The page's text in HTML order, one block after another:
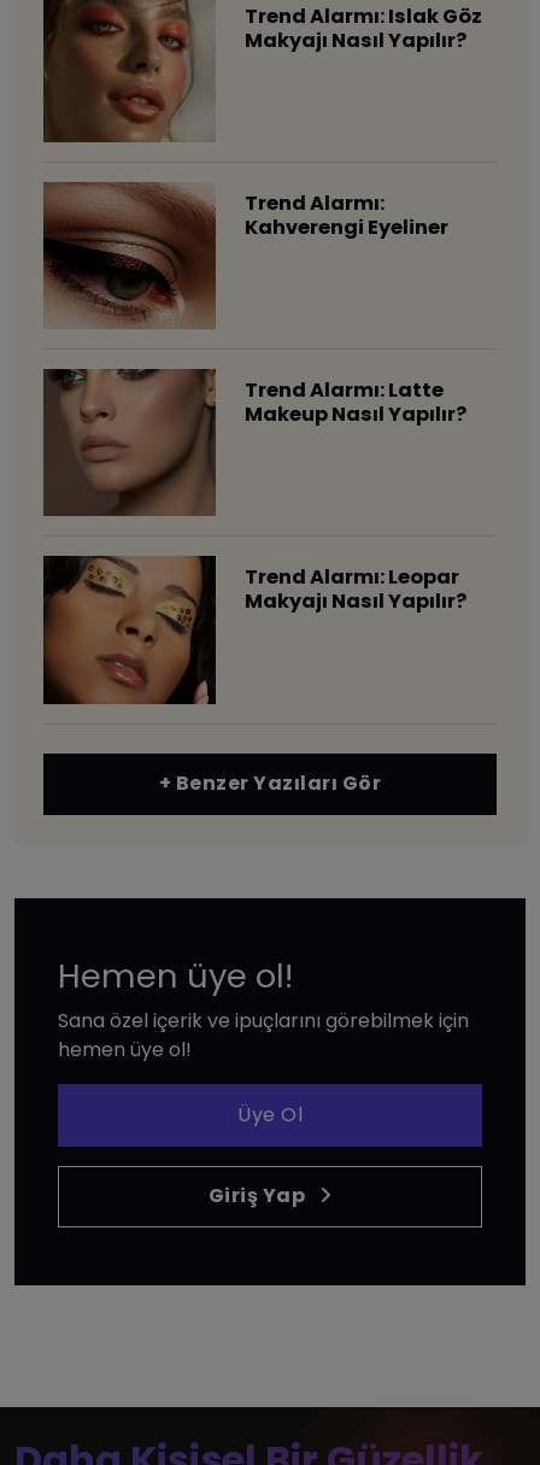
Trend Alarmı: Islak Göz
Makyajı Nasıl Yapılır?
Trend Alarmı:
Kahverengi Eyeliner
Trend Alarmı: Latte
Makeup Nasıl Yapılır?
Trend Alarmı: Leopar
Makyajı Nasıl Yapılır?
+ Benzer Yazıları Gör
Hemen üye ol!
Sana özel içerik ve ipuçlarını görebilmek için
hemen üye ol!
Üye Ol
Giriş Yap